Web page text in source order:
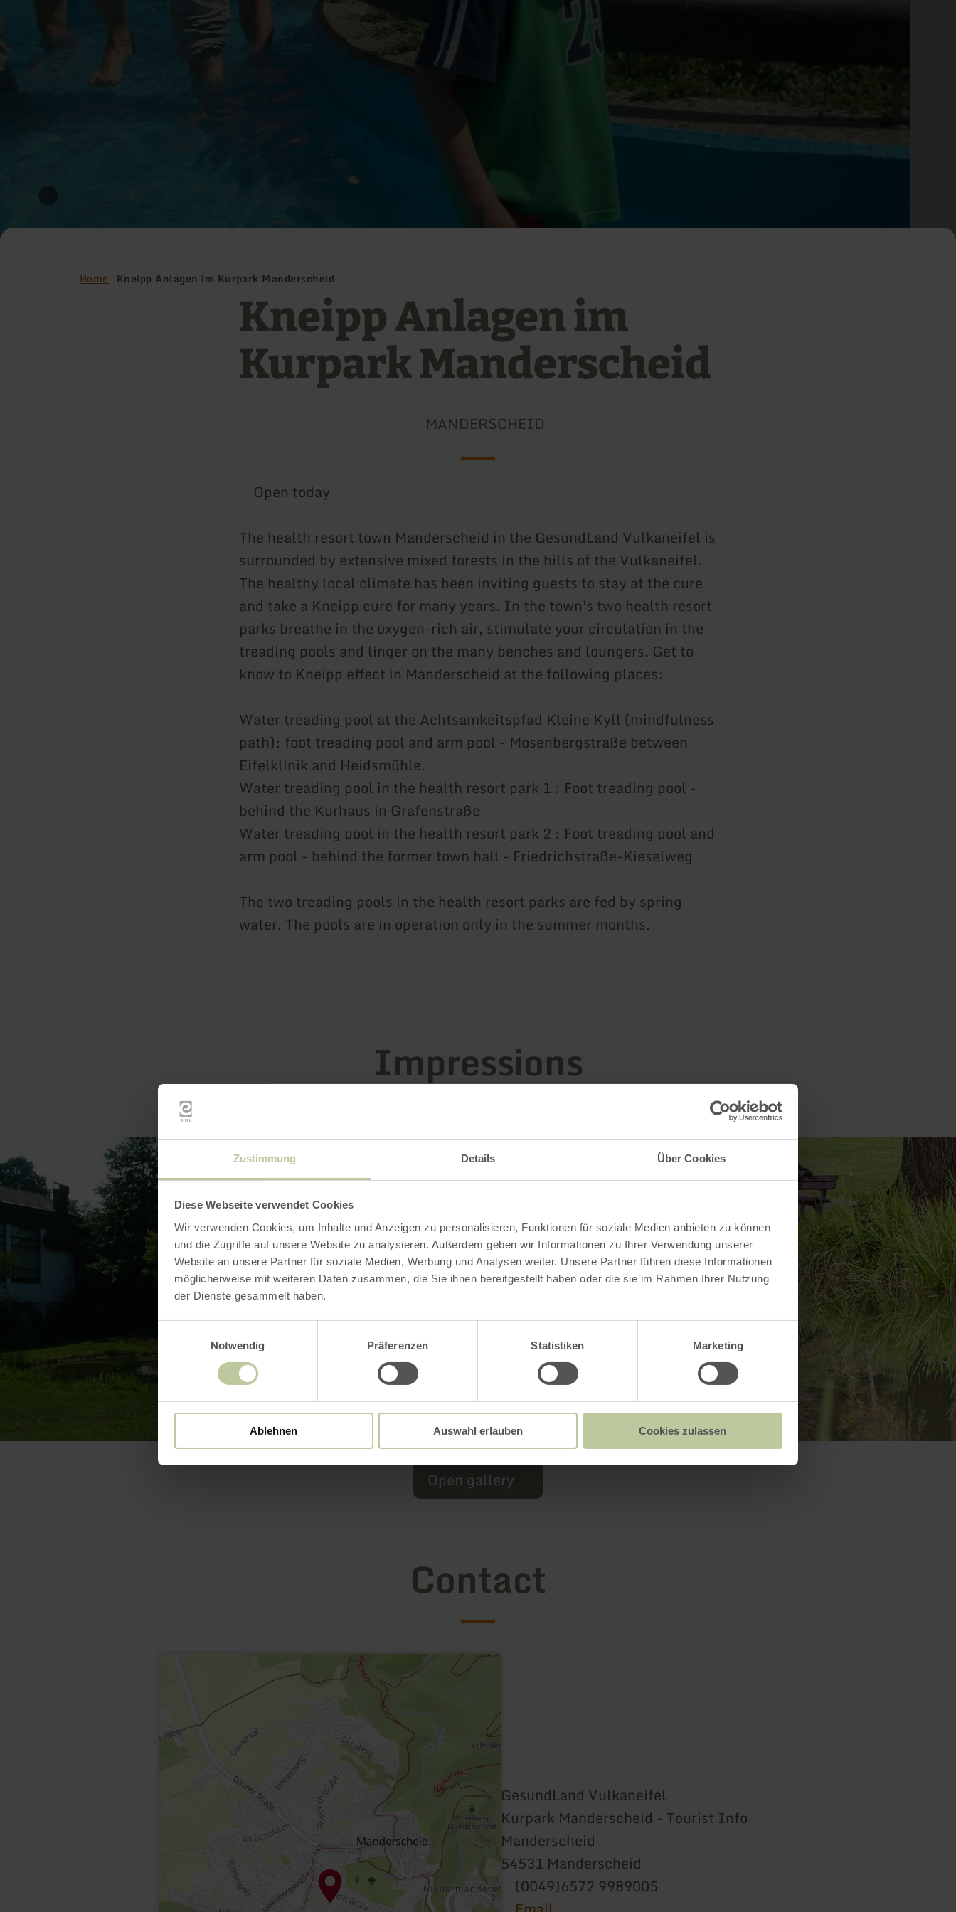
Zustimmung Details Über Cookies
Diese Webseite verwendet Cookies
Wir verwenden Cookies, um Inhalte und Anzeigen zu personalisieren, Funktionen für soziale Medien anbieten zu können
und die Zugriffe auf unsere Website zu analysieren. Außerdem geben wir Informationen zu Ihrer Verwendung unserer
Website an unsere Partner für soziale Medien, Werbung und Analysen weiter. Unsere Partner führen diese Informationen
möglicherweise mit weiteren Daten zusammen, die Sie ihnen bereitgestellt haben oder die sie im Rahmen Ihrer Nutzung
der Dienste gesammelt haben.
Notwendig
Präferenzen Statistiken Marketing
Ablehnen Auswahl erlauben Cookies zulassen
Home Kneipp Anlagen im Kurpark Manderscheid
Kneipp Anlagen im
Kurpark Manderscheid
MANDERSCHEID
Open today
The health resort town Manderscheid in the GesundLand Vulkaneifel is
surrounded by extensive mixed forests in the hills of the Vulkaneifel.
The healthy local climate has been inviting guests to stay at the cure
and take a Kneipp cure for many years. In the town's two health resort
parks breathe in the oxygen-rich air, stimulate your circulation in the
treading pools and linger on the many benches and loungers. Get to
know to Kneipp effect in Manderscheid at the following places:
Water treading pool at the Achtsamkeitspfad Kleine Kyll (mindfulness
path): foot treading pool and arm pool - Mosenbergstraße between
Eifelklinik and Heidsmühle.
Water treading pool in the health resort park 1 : Foot treading pool -
behind the Kurhaus in Grafenstraße
Water treading pool in the health resort park 2 : Foot treading pool and
arm pool - behind the former town hall - Friedrichstraße-Kieselweg
The two treading pools in the health resort parks are fed by spring
water. The pools are in operation only in the summer months.
Impressions
Open gallery
Contact
GesundLand Vulkaneifel
Kurpark Manderscheid - Tourist Info
Manderscheid
54531 Manderscheid
(0049)6572 9989005